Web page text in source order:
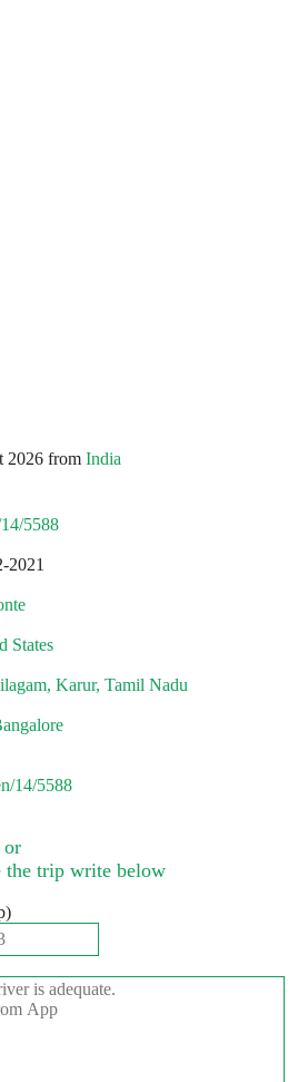
2026 from India
5588
2021
States
Karur, Tamil Nadu
14/5588
or
the trip write below